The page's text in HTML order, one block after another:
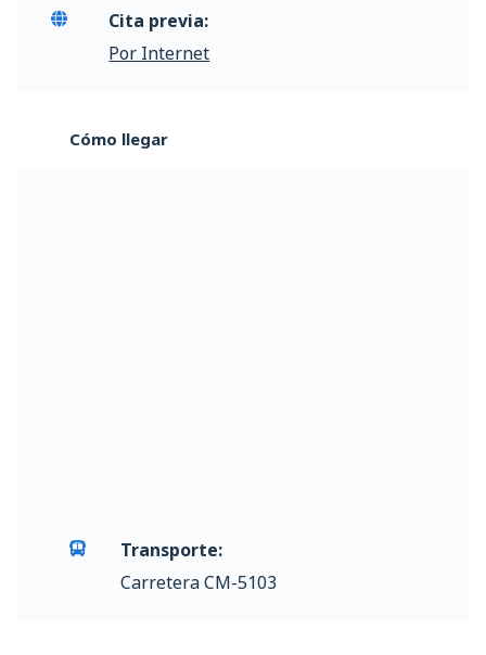
Cita previa:
Por Internet
Cómo llegar
Transporte:
Carretera CM-5103